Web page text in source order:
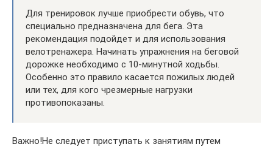
Для тренировок лучше приобрести обувь, что
специально предназначена для бега. Эта
рекомендация подойдет и для использования
велотренажера. Начинать упражнения на беговой
дорожке необходимо с 10-минутной ходьбы.
Особенно это правило касается пожилых людей
или тех, для кого чрезмерные нагрузки
противопоказаны.
Важно!Не следует приступать к занятиям путем